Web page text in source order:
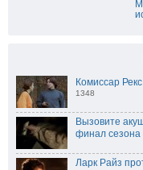
Комиссар
1348
Вызовите
финал сезона
Ларк Райз